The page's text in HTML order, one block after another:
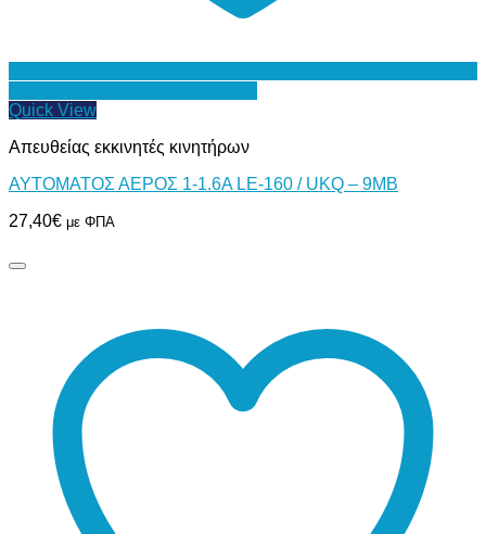
Quick View
Απευθείας εκκινητές κινητήρων
ΑΥΤΟΜΑΤΟΣ ΑΕΡΟΣ 1-1.6Α LE-160 / UKQ – 9MB
27,40€ με ΦΠΑ